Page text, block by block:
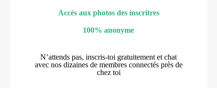
Accès aux photos des inscritres
100% anonyme
N’attends pas, inscris-toi gratuitement et chat
avec nos dizaines de membres connectés près de
chez toi